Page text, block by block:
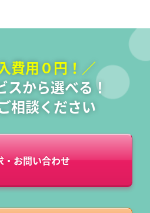
費用０円！／
スから選べる！
相談ください
・お問い合わせ